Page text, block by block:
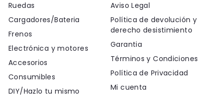
Ruedas
Cargadores/Bateria
Frenos
Electrónica y motores
Accesorios
Consumibles
DIY/Hazlo tu mismo
Aviso Legal
Política de devolución y
derecho desistimiento
Garantia
Términos y Condiciones
Política de Privacidad
Mi cuenta